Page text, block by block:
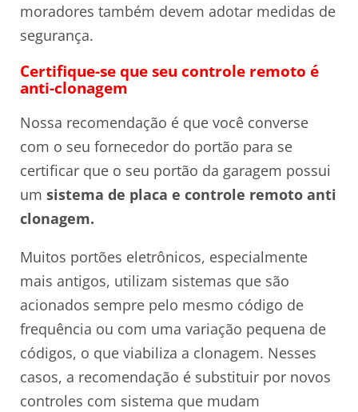
moradores também devem adotar medidas de
segurança.
Certifique-se que seu controle remoto é
anti-clonagem
Nossa recomendação é que você converse
com o seu fornecedor do portão para se
certificar que o seu portão da garagem possui
um sistema de placa e controle remoto anti
clonagem.
Muitos portões eletrônicos, especialmente
mais antigos, utilizam sistemas que são
acionados sempre pelo mesmo código de
frequência ou com uma variação pequena de
códigos, o que viabiliza a clonagem. Nesses
casos, a recomendação é substituir por novos
controles com sistema que mudam